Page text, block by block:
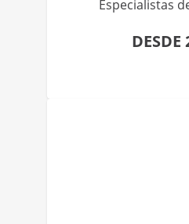
Especialistas
DESDE